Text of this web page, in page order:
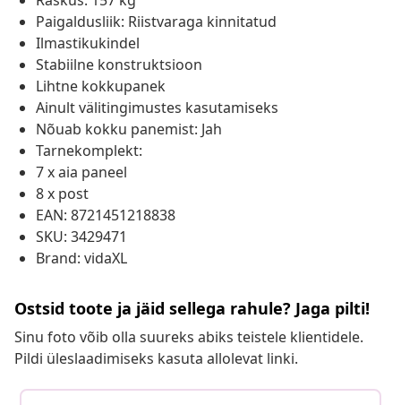
Paigaldusliik: Riistvaraga kinnitatud
Ilmastikukindel
Stabiilne konstruktsioon
Lihtne kokkupanek
Ainult välitingimustes kasutamiseks
Nõuab kokku panemist: Jah
Tarnekomplekt:
7 x aia paneel
8 x post
EAN: 8721451218838
SKU: 3429471
Brand: vidaXL
Ostsid toote ja jäid sellega rahule? Jaga pilti!
Sinu foto võib olla suureks abiks teistele klientidele.
Pildi üleslaadimiseks kasuta allolevat linki.